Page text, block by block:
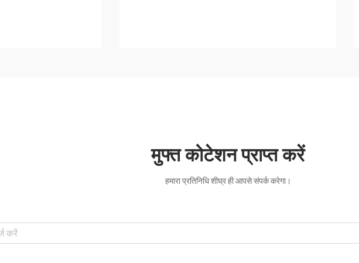
मुफ्त कोटेशन प्राप्त करें
हमारा प्रतिनिधि शीघ्र ही आपसे संपर्क करेगा।